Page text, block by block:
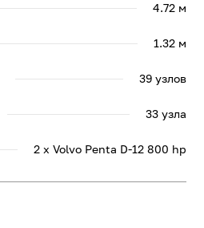
4.72 м
1.32 м
39 узлов
33 узла
2 x Volvo Penta D-12 800 hp